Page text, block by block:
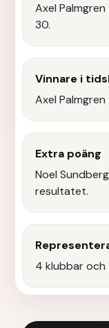
Axel
30.
Vinnare i
Axel
Extra poäng
Noel
resultatet.
4 klubbar och